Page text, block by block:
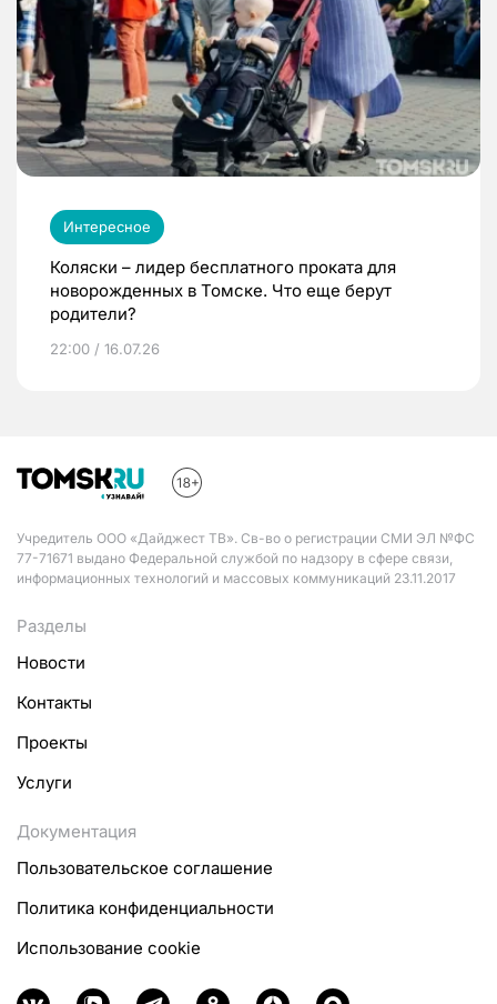
Интересное
Коляски – лидер бесплатного проката для
новорожденных в Томске. Что еще берут
родители?
22:00 / 16.07.26
Учредитель ООО «Дайджест ТВ». Св-во о регистрации СМИ ЭЛ №ФС
77-71671 выдано Федеральной службой по надзору в сфере связи,
информационных технологий и массовых коммуникаций 23.11.2017
Разделы
Новости
Контакты
Проекты
Услуги
Документация
Пользовательское соглашение
Политика конфиденциальности
Использование cookie